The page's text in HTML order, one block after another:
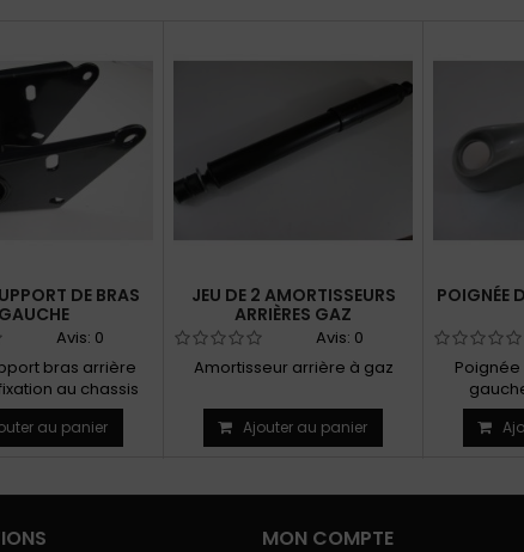
DE BRAS
GAUCHE
Avis: 0
bras arrière
au chassis
au panier
JEU DE 2 AMORTISSEURS
ARRIÈRES GAZ
Avis: 0
Amortisseur arrière à gaz
Ajouter au panier
POIGNÉE
MON COMPTE